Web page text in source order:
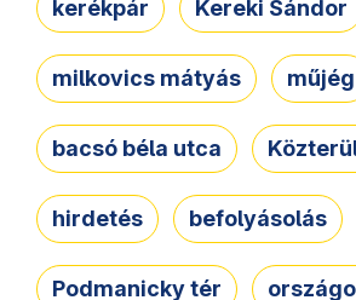
kerékpár Kereki Sándor
milkovics mátyás műjég
bacsó béla utca
hirdetés befolyásolás
Podmanicky tér